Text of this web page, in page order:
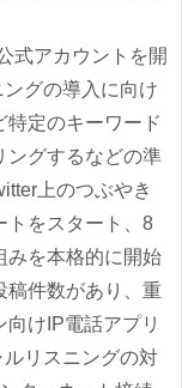
式アカウントを開
グの導入に向け
特定のキーワード
ングするなどの準
上のつぶやき
トをスタート、8
みを本格的に開始
稿件数があり、重
けIP電話アプリ
リスニングの対